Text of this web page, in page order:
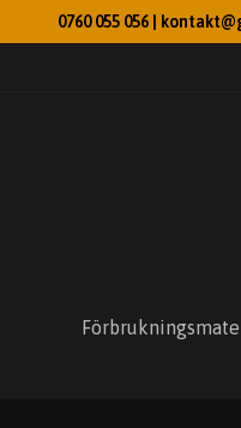
0760 055 056 |